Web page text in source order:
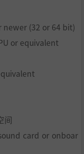
newer (32 or 64 bit)
or equivalent
间
card or onboar